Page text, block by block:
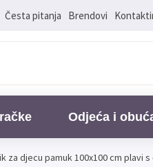
Česta pitanja Brendovi
Odjeća i
za djecu pamuk 100x100 cm plavi